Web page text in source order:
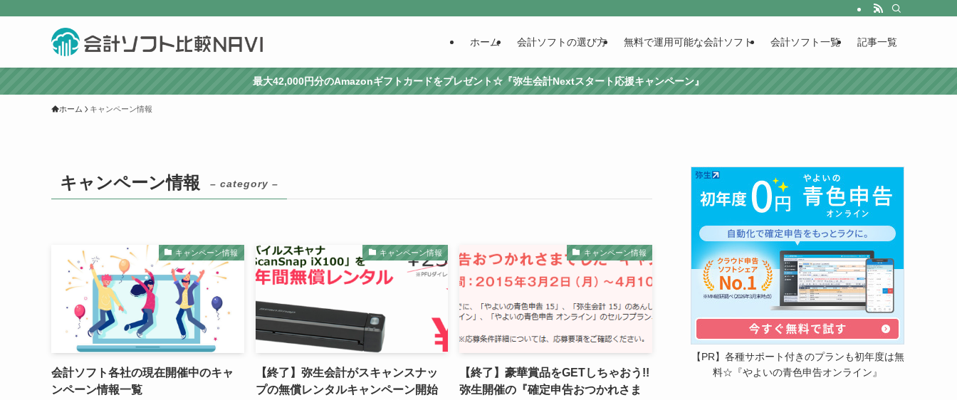
ホーム 会計ソフトの選び方 無料で運用可能な会計ソフト 会計ソフト一覧 記事一覧
最大42,000円分のAmazonギフトカードをプレゼント☆『弥生会計Nextスタート応援キャンペーン』
ホーム キャンペーン情報
キャンペーン情報 – category –
キャンペーン情報
会計ソフト各社の現在開催中のキャ
ンペーン情報一覧
キャンペーン情報
【終了】弥生会計がスキャンスナッ
プの無償レンタルキャンペーン開始
キャンペーン情報
【終了】豪華賞品をGETしちゃおう!!
弥生開催の『確定申告おつかれさま
【PR】各種サポート付きのプランも初年度は無
料☆『やよいの青色申告オンライン』